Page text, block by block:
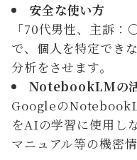
安全な使い方
「70代男性、主訴
で、個人を特定でき
分析をさせます。
NotebookLMの
Googleの
をAIの学習に使用し
マニュアル等の機密